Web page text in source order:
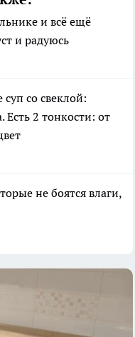
и всё ещё
и радуюсь
со свеклой:
Есть 2 тонкости: от
не боятся влаги,